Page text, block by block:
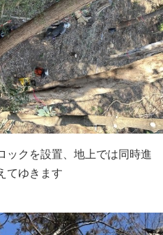
ックを設置、地上では同時進
てゆきます